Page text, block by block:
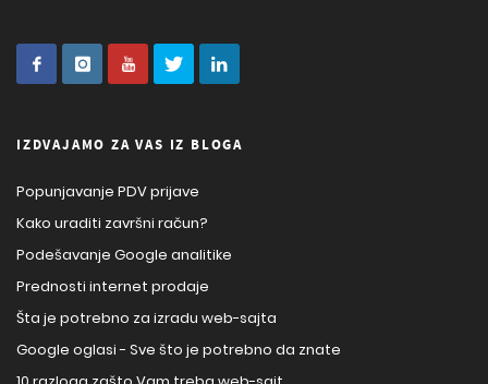
IZDVAJAMO ZA VAS IZ BLOGA
Popunjavanje PDV prijave
Kako uraditi završni račun?
Podešavanje Google analitike
Prednosti internet prodaje
Šta je potrebno za izradu web-sajta
Google oglasi - Sve što je potrebno da znate